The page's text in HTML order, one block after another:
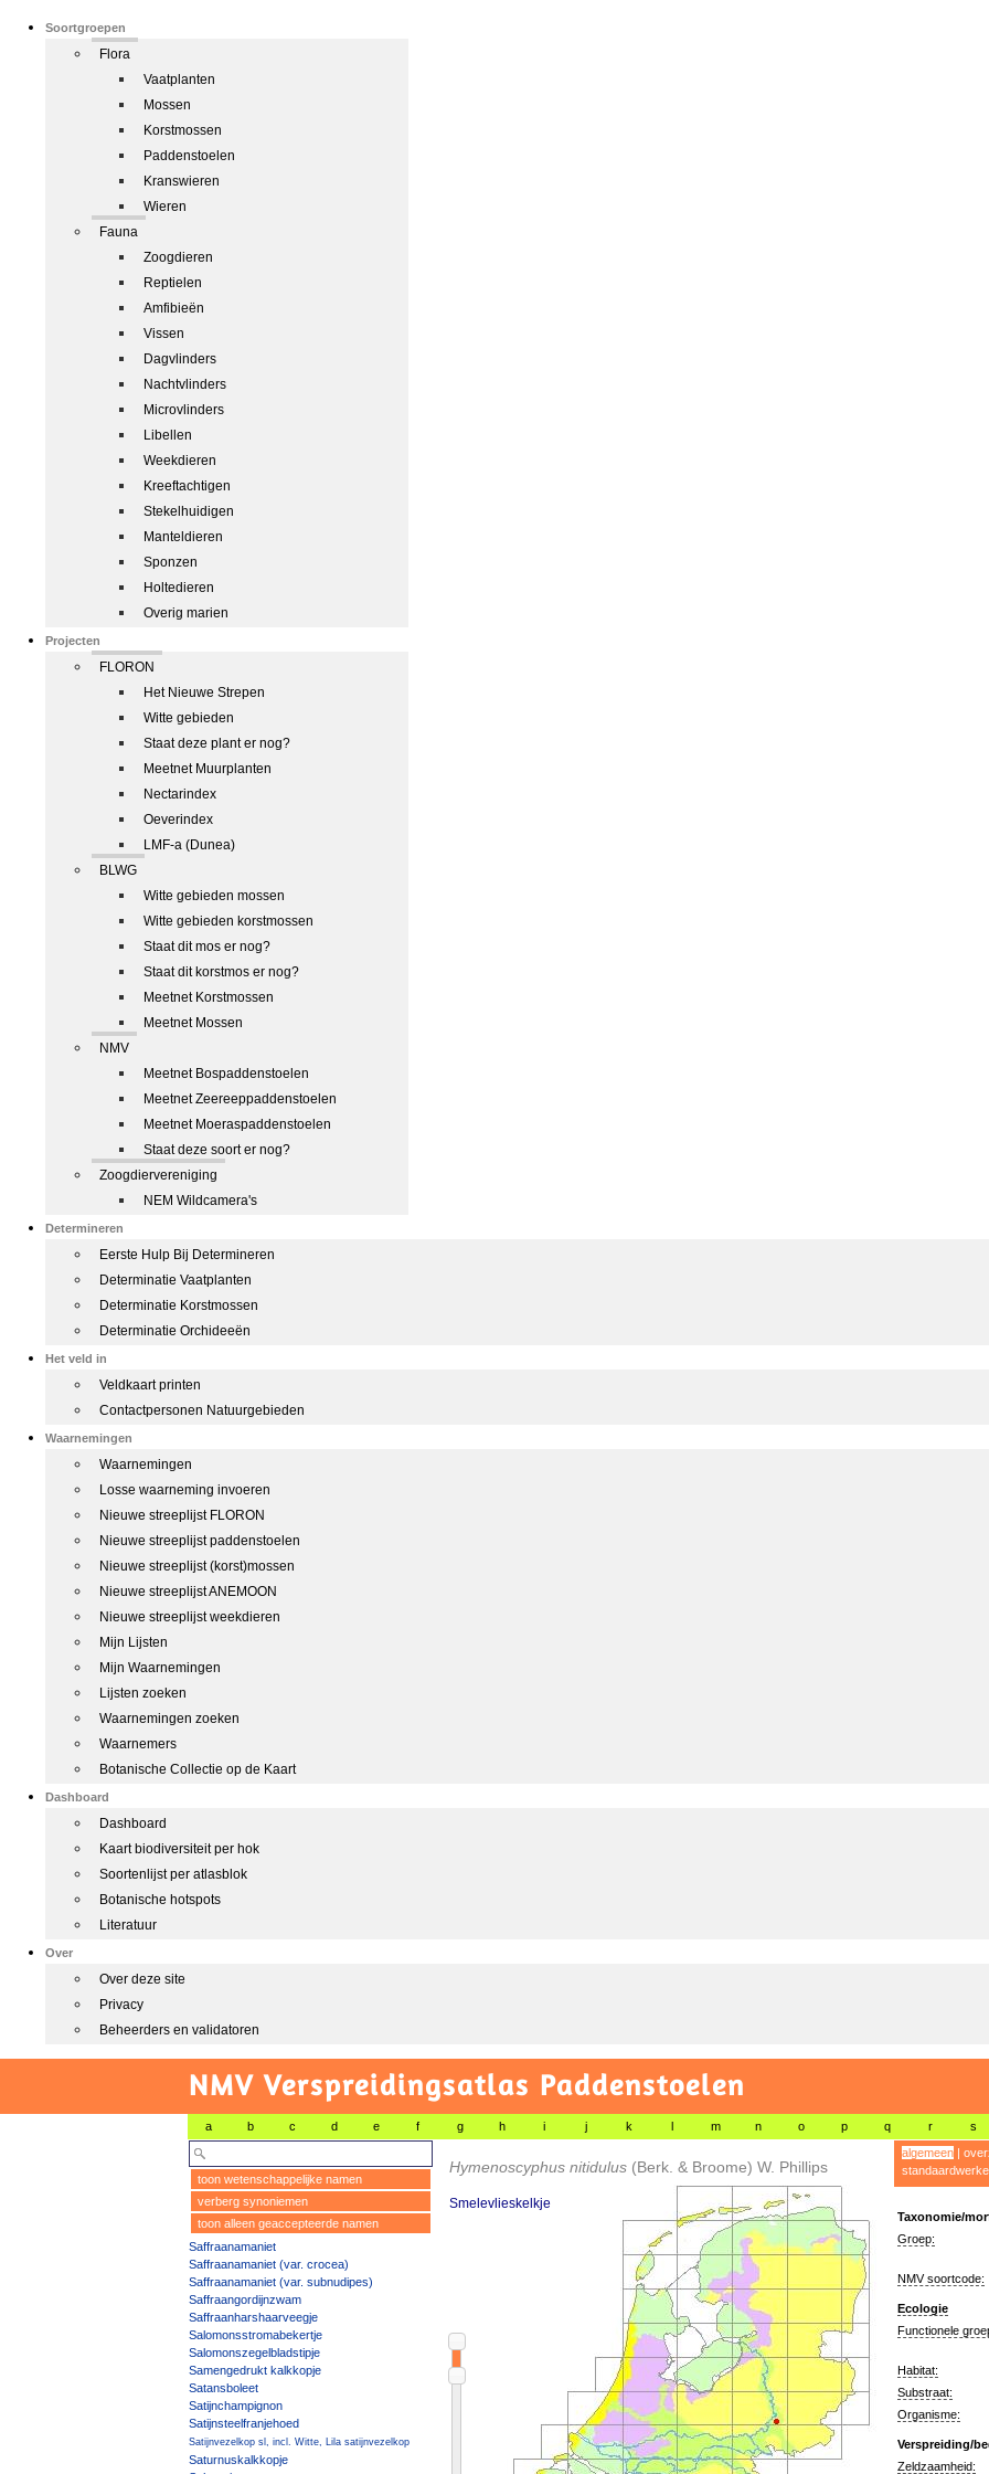
Soortgroepen
Flora
Vaatplanten
Mossen
Korstmossen
Paddenstoelen
Kranswieren
Wieren
Fauna
Zoogdieren
Reptielen
Amfibieën
Vissen
Dagvlinders
Nachtvlinders
Microvlinders
Libellen
Weekdieren
Kreeftachtigen
Stekelhuidigen
Manteldieren
Sponzen
Holtedieren
Overig marien
Projecten
FLORON
Het Nieuwe Strepen
Witte gebieden
Staat deze plant er nog?
Meetnet Muurplanten
Nectarindex
Oeverindex
LMF-a (Dunea)
BLWG
Witte gebieden mossen
Witte gebieden korstmossen
Staat dit mos er nog?
Staat dit korstmos er nog?
Meetnet Korstmossen
Meetnet Mossen
NMV
Meetnet Bospaddenstoelen
Meetnet Zeereeppaddenstoelen
Meetnet Moeraspaddenstoelen
Staat deze soort er nog?
Zoogdiervereniging
NEM Wildcamera's
Determineren
Eerste Hulp Bij Determineren
Determinatie Vaatplanten
Determinatie Korstmossen
Determinatie Orchideeën
Het veld in
Veldkaart printen
Contactpersonen Natuurgebieden
Waarnemingen
Waarnemingen
Losse waarneming invoeren
Nieuwe streeplijst FLORON
Nieuwe streeplijst paddenstoelen
Nieuwe streeplijst (korst)mossen
Nieuwe streeplijst ANEMOON
Nieuwe streeplijst weekdieren
Mijn Lijsten
Mijn Waarnemingen
Lijsten zoeken
Waarnemingen zoeken
Waarnemers
Botanische Collectie op de Kaart
Dashboard
Dashboard
Kaart biodiversiteit per hok
Soortenlijst per atlasblok
Botanische hotspots
Literatuur
Over
Over deze site
Privacy
Beheerders en validatoren
NMV Verspreidingsatlas Paddenstoelen
a b c d e f g h i j k l m n o p q r s
toon wetenschappelijke namen
verberg synoniemen
toon alleen geaccepteerde namen
Saffraanamaniet
Saffraanamaniet (var. crocea)
Saffraanamaniet (var. subnudipes)
Saffraangordijnzwam
Saffraanharshaarveegje
Salomonsstromabekertje
Salomonszegelbladstipje
Samengedrukt kalkkopje
Satansboleet
Satijnchampignon
Satijnsteelfranjehoed
Satijnvezelkop sl, incl. Witte, Lila satijnvezelkop
Saturnuskalkkopje
Hymenoscyphus nitidulus (Berk. & Broome) W. Phillips
Smelevlieskelkje
algemeen|
Taxonomie/
Groep:
NMV soortcode:
Ecologie
Functionele
Habitat:
Substraat:
Organisme:
Verspreiding/
Zeldzaamheid: